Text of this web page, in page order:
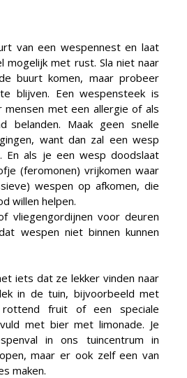
van een wespennest en laat
mogelijk met rust. Sla niet naar
buurt komen, maar probeer
blijven. Een wespensteek is
mensen met een allergie of als
belanden. Maak geen snelle
want dan zal een wesp
En als je een wesp doodslaat
(feromonen) vrijkomen waar
wespen op afkomen, die
willen helpen.
vliegengordijnen voor deuren
wespen niet binnen kunnen
iets dat ze lekker vinden naar
in de tuin, bijvoorbeeld met
fruit of een speciale
met bier met limonade. Je
in ons tuincentrum in
maar er ook zelf een van
maken.